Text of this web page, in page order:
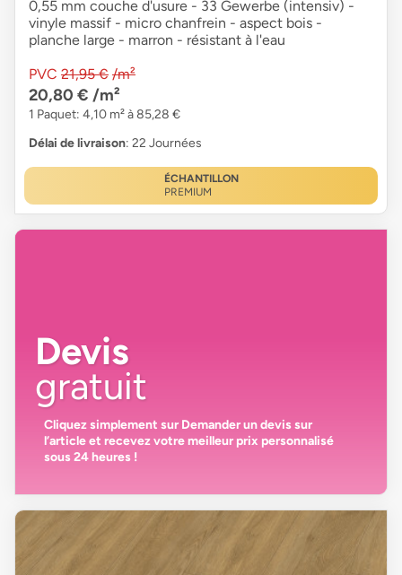
0,55 mm couche d'usure - 33 Gewerbe (intensiv) -
vinyle massif - micro chanfrein - aspect bois -
planche large - marron - résistant à l'eau
PVC 21,95 € /m²
20,80 € /m²
1 Paquet: 4,10 m² à 85,28 €
Délai de livraison: 22 Journées
ÉCHANTILLON
PREMIUM
Devis
gratuit
Cliquez simplement sur Demander un devissur
l’article et recevez votremeilleur prix personnalisé
sous 24 heures !